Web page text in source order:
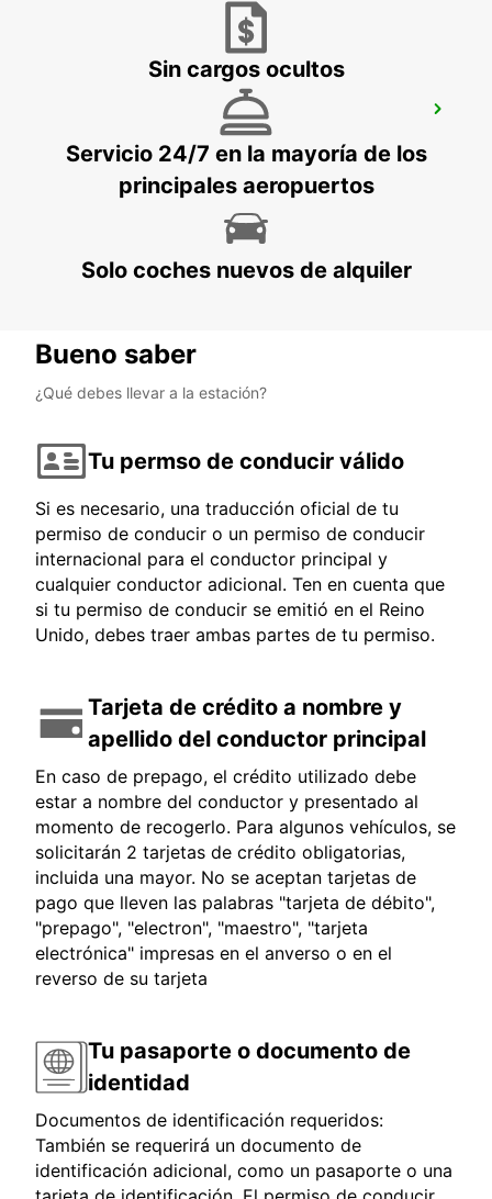
Sin cargos ocultos
Servicio 24/7 en la mayoría de los
principales aeropuertos
Solo coches nuevos de alquiler
Bueno saber
¿Qué debes llevar a la estación?
Tu permso de conducir válido
Si es necesario, una traducción oficial de tu
permiso de conducir o un permiso de conducir
internacional para el conductor principal y
cualquier conductor adicional. Ten en cuenta que
si tu permiso de conducir se emitió en el Reino
Unido, debes traer ambas partes de tu permiso.
Tarjeta de crédito a nombre y
apellido del conductor principal
En caso de prepago, el crédito utilizado debe
estar a nombre del conductor y presentado al
momento de recogerlo. Para algunos vehículos, se
solicitarán 2 tarjetas de crédito obligatorias,
incluida una mayor. No se aceptan tarjetas de
pago que lleven las palabras "tarjeta de débito",
"prepago", "electron", "maestro", "tarjeta
electrónica" impresas en el anverso o en el
reverso de su tarjeta
Tu pasaporte o documento de
identidad
Documentos de identificación requeridos:
También se requerirá un documento de
identificación adicional, como un pasaporte o una